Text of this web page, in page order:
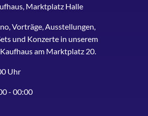
Marktplatz Halle
Vorträge, Ausstellungen,
und Konzerte in unserem
am Marktplatz 20.
Uhr
- 00:00